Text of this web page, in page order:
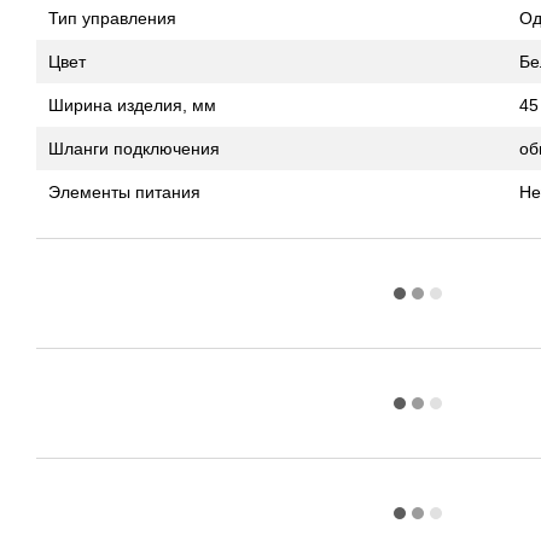
Тип управления
Цвет
Ширина изделия, мм 45
Шланги подключения
Элементы питания